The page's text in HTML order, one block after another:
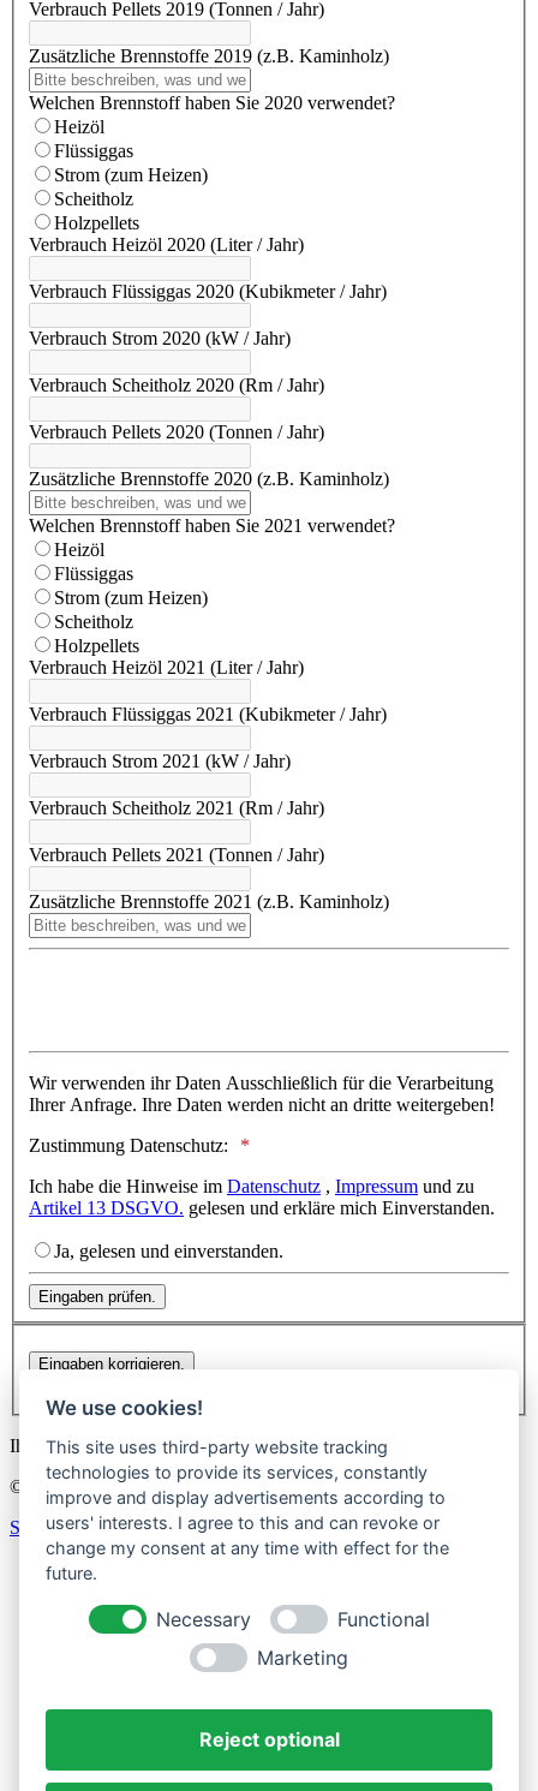
Verbrauch Pellets 2019 (Tonnen / Jahr)
Zusätzliche Brennstoffe 2019 (z.B. Kaminholz)
Welchen Brennstoff haben Sie 2020 verwendet?
Heizöl
Flüssiggas
Strom (zum Heizen)
Scheitholz
Holzpellets
Verbrauch Heizöl 2020 (Liter / Jahr)
Verbrauch Flüssiggas 2020 (Kubikmeter / Jahr)
Verbrauch Strom 2020 (kW / Jahr)
Verbrauch Scheitholz 2020 (Rm / Jahr)
Verbrauch Pellets 2020 (Tonnen / Jahr)
Zusätzliche Brennstoffe 2020 (z.B. Kaminholz)
Welchen Brennstoff haben Sie 2021 verwendet?
Heizöl
Flüssiggas
Strom (zum Heizen)
Scheitholz
Holzpellets
Verbrauch Heizöl 2021 (Liter / Jahr)
Verbrauch Flüssiggas 2021 (Kubikmeter / Jahr)
Verbrauch Strom 2021 (kW / Jahr)
Verbrauch Scheitholz 2021 (Rm / Jahr)
Verbrauch Pellets 2021 (Tonnen / Jahr)
Zusätzliche Brennstoffe 2021 (z.B. Kaminholz)
Wir verwenden ihr Daten Ausschließlich für die Verarbeitung
Ihrer Anfrage. Ihre Daten werden nicht an dritte weitergeben!
Zustimmung Datenschutz:
Ich habe die Hinweise im Datenschutz , Impressum und zu
Artikel 13 DSGVO. gelesen und erkläre mich Einverstanden.
Ja, gelesen und einverstanden.
Eingaben prüfen.
Eingaben korrigieren.
Ihr Daten werden auf unserem Server gespeichert.
© 2026 Bioenergie Werratal eG - Designed by
www.Cover72.de
Sign In
Start
Konzept
Technik
Genossenschaft
Vorstand & Aufsichtsrat
We use cookies!
This site uses third-party website tracking
technologies to provide its services, constantly
improve and display advertisements according to
users' interests. I agree to this and can revoke or
change my consent at any time with effect for the
future.
Necessary
Functional
Marketing
Reject optional